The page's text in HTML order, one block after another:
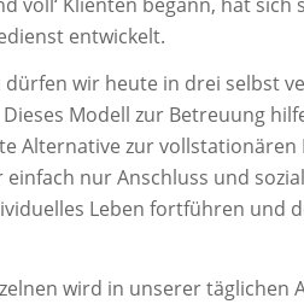
entwickelt.
wir heute in drei selbst
Modell zur Betreuung
Alternative zur vollstationären
nur Anschluss und
Leben fortführen und
wird in unserer täglichen